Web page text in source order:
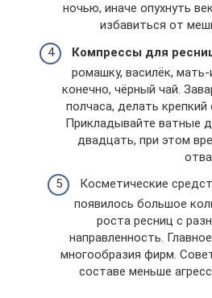
ночью, иначе опухнуть
избавиться от
Компрессы для
ромашку, василёк, мать-
конечно, чёрный чай.
полчаса, делать
Прикладывайте ватные
двадцать, при этом
Косметические
появилось большое
роста ресниц с
направленность.
многообразия фирм.
составе меньше